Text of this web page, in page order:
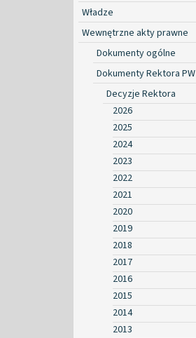
Władze
Wewnętrzne akty prawne
Dokumenty ogólne
Dokumenty Rektora PW
Decyzje Rektora
2026
2025
2024
2023
2022
2021
2020
2019
2018
2017
2016
2015
2014
2013